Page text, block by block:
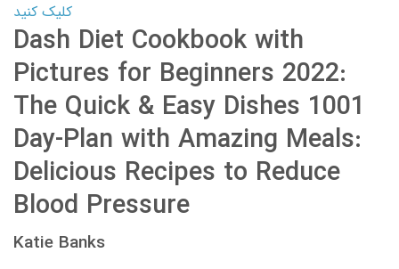
کلیک کنید
Dash Diet Cookbook with
Pictures for Beginners 2022:
The Quick & Easy Dishes 1001
Day-Plan with Amazing Meals:
Delicious Recipes to Reduce
Blood Pressure
Katie Banks